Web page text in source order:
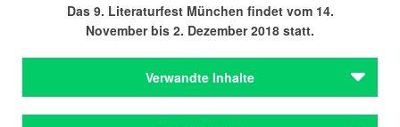
Das 9. Literaturfest München findet vom 14.
November bis 2. Dezember 2018 statt.
Verwandte Inhalte